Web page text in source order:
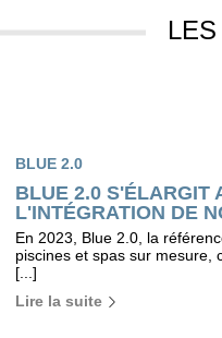
BLUE 2.0
BLUE 2.0 S'ÉLARGIT
L'INTÉGRATION DE
En 2023, Blue 2.0, la
piscines et spas sur mesure,
[...]
Lire la suite